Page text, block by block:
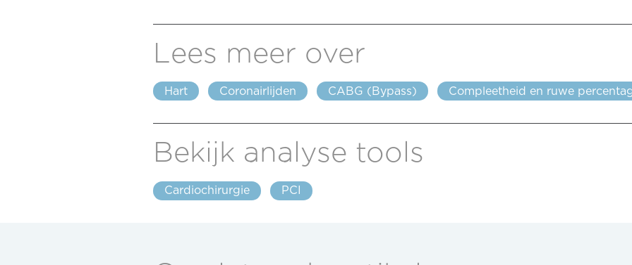
Lees meer over
Hart Coronairlijden CABG (Bypass) Compleetheid en ruwe
Bekijk analyse tools
Cardiochirurgie PCI